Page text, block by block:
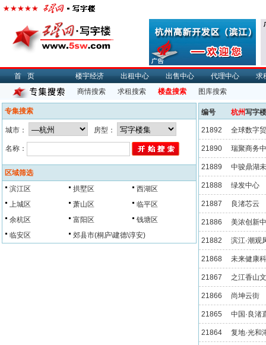
首页 楼宇经济 出租中心 出售中心 代理中心
求
商情搜索
求租搜索 楼盘搜索 图库搜索
专集搜索
城市： 房型：
名称：
区域筛选
滨江区
拱墅区
西湖区
上城区
萧山区
临平区
余杭区
富阳区
钱塘区
临安区
郊县市(桐庐\建德\淳安)
编号 杭州写字
21892 全球数字
21890 瑞聚商务
21889 中骏鼎湖
21888 绿发中心
21887 良渚芯云
21886 美浓创新
21882 滨江·潮观
21868 未来健康
21867 之江香山
21866 尚坤云街
21865 中国·良渚
21864 复地·光和